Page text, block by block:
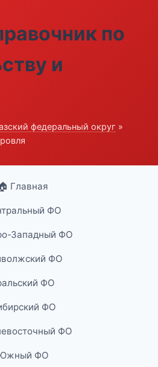
по
и
федеральный округ »
🏠 Главная
ФО
Западный ФО
ФО
ФО
ФО
ФО
ФО